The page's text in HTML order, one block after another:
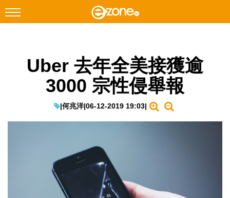
Facebook Instagram
遊戲動漫
Uber 去年全美接獲逾
3000 宗性侵舉報
|何兆洋|06-12-2019 19:03|